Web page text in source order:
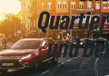
und